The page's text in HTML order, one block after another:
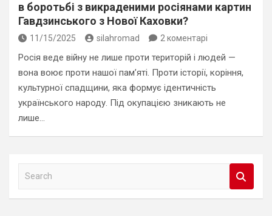
в боротьбі з викраденими росіянами картин
Гавдзинського з Нової Каховки?
11/15/2025 silahromad 2 коментарі
Росія веде війну не лише проти територій і людей —
вона воює проти нашої пам’яті. Проти історії, коріння,
культурної спадщини, яка формує ідентичність
українського народу. Під окупацією зникають не
лише…
a